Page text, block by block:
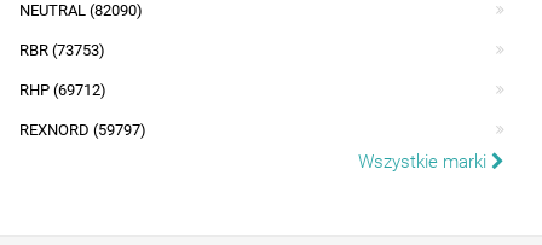
NEUTRAL (82090)
RBR (73753)
RHP (69712)
REXNORD (59797)
Wszystkie marki